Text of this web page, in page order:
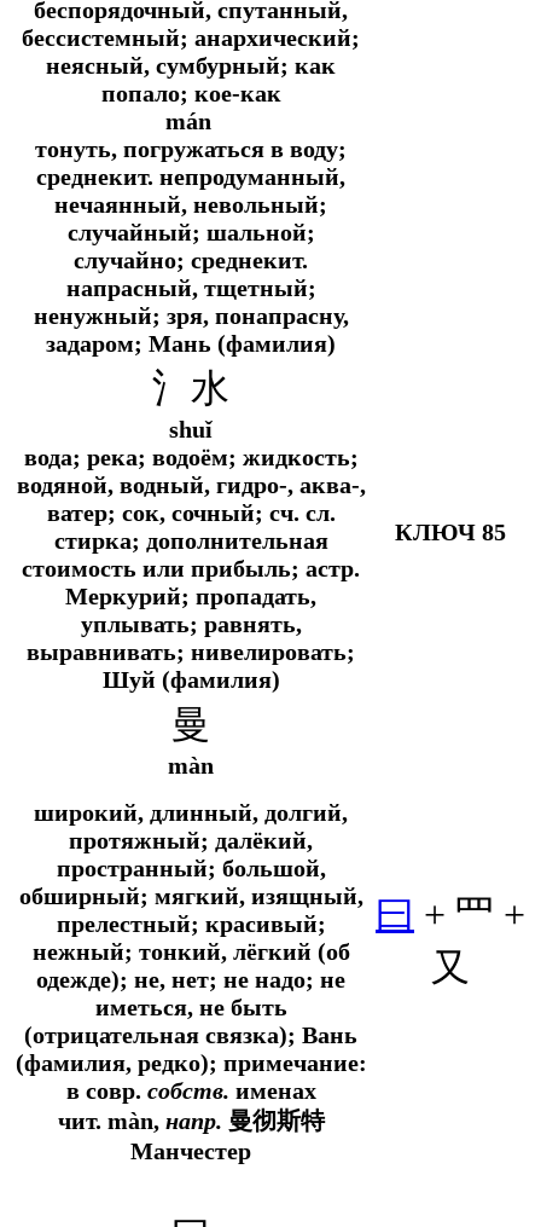
беспорядочный, спутанный,
бессистемный; анархический;
неясный, сумбурный; как
попало; кое-как
mán
тонуть, погружаться в воду;
среднекит. непродуманный,
нечаянный, невольный;
случайный; шальной;
случайно; среднекит.
напрасный, тщетный;
ненужный; зря, понапрасну,
задаром; Мань (фамилия)
氵水
shuǐ
вода; река; водоём; жидкость;
водяной, водный, гидро-, аква-,
ватер; сок, сочный; сч. сл.
стирка; дополнительная
стоимость или прибыль; астр.
Меркурий; пропадать,
уплывать; равнять,
выравнивать; нивелировать;
Шуй (фамилия)
КЛЮЧ 85
曼
màn
широкий, длинный, долгий,
протяжный; далёкий,
пространный; большой,
обширный; мягкий, изящный,
прелестный; красивый;
нежный; тонкий, лёгкий (об
одежде); не, нет; не надо; не
иметься, не быть
(отрицательная связка); Вань
(фамилия, редко); примечание:
в совр. собств. именах
чит. màn, напр. 曼彻斯特
Манчестер
曰 + 罒 +
又